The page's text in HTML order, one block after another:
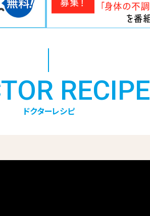
RECIPE
ドクターレシピ